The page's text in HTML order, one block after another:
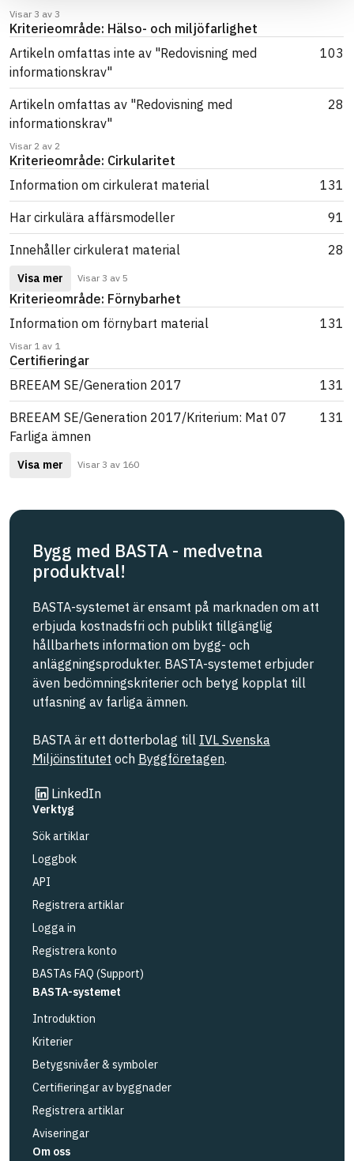
Visar 3 av 3
Kriterieområde: Hälso- och miljöfarlighet
Artikeln omfattas inte av "Redovisning med
informationskrav"
103
Artikeln omfattas av "Redovisning med
informationskrav"
28
Visar 2 av 2
Kriterieområde: Cirkularitet
Information om cirkulerat material
131
Har cirkulära affärsmodeller 91
Innehåller cirkulerat material 28
Visa mer Visar 3 av 5
Kriterieområde: Förnybarhet
Information om förnybart material
131
Visar 1 av 1
Certifieringar
BREEAM SE/Generation 2017
131
BREEAM SE/Generation 2017/Kriterium: Mat 07
Farliga ämnen
131
Visa mer Visar 3 av 160
Bygg med BASTA - medvetna
produktval!
BASTA-systemet är ensamt på marknaden om att
erbjuda kostnadsfri och publikt tillgänglig
hållbarhets information om bygg- och
anläggningsprodukter. BASTA-systemet erbjuder
även bedömningskriterier och betyg kopplat till
utfasning av farliga ämnen.
BASTA är ett dotterbolag till IVL Svenska
Miljöinstitutet och Byggföretagen.
LinkedIn
Länk till annan webbplats
Verktyg
Sök artiklar
Loggbok
API
Registrera artiklar
Logga in
Registrera konto
BASTAs FAQ (Support)
BASTA-systemet
Introduktion
Kriterier
Betygsnivåer & symboler
Certifieringar av byggnader
Registrera artiklar
Aviseringar
Om oss